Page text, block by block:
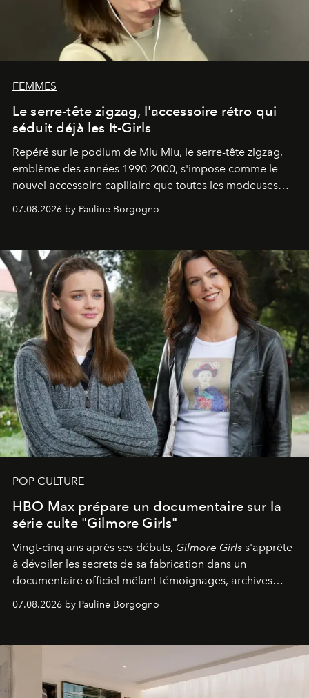
FEMMES
Le serre-tête zigzag, l'accessoire rétro qui
séduit déjà les It-Girls
Repéré sur le podium de Miu Miu, le serre-tête zigzag,
emblème des années 1990-2000, s'impose comme le
nouvel accessoire capillaire que toutes les modeuses
s'arrachent déjà.
07.08.2026 by Pauline Borgogno
POP CULTURE
HBO Max prépare un documentaire sur la
série culte "Gilmore Girls"
Vingt-cinq ans après ses débuts, Gilmore Girls s'apprête
à dévoiler les secrets de sa fabrication dans un
documentaire officiel mêlant témoignages, archives
inédites et plongée dans les coulisses d'un phénomène
générationnel.
07.08.2026 by Pauline Borgogno